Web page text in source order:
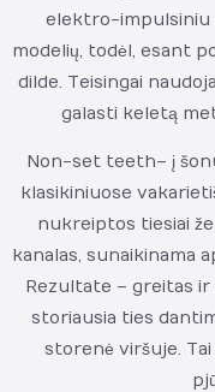
elektro-impulsiniu
modelių, todėl, esant
dilde. Teisingai
galasti keletą
Non-set teeth – į
klasikiniuose
nukreiptos tiesiai
kanalas, sunaikinama
Rezultate – greitas ir
storiausia ties
storenė viršuje.